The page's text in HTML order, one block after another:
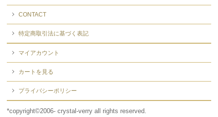
CONTACT
特定商取引法に基づく表記
マイアカウント
カートを見る
プライバシーポリシー
*copyright©2006- crystal-verry all rights reserved.